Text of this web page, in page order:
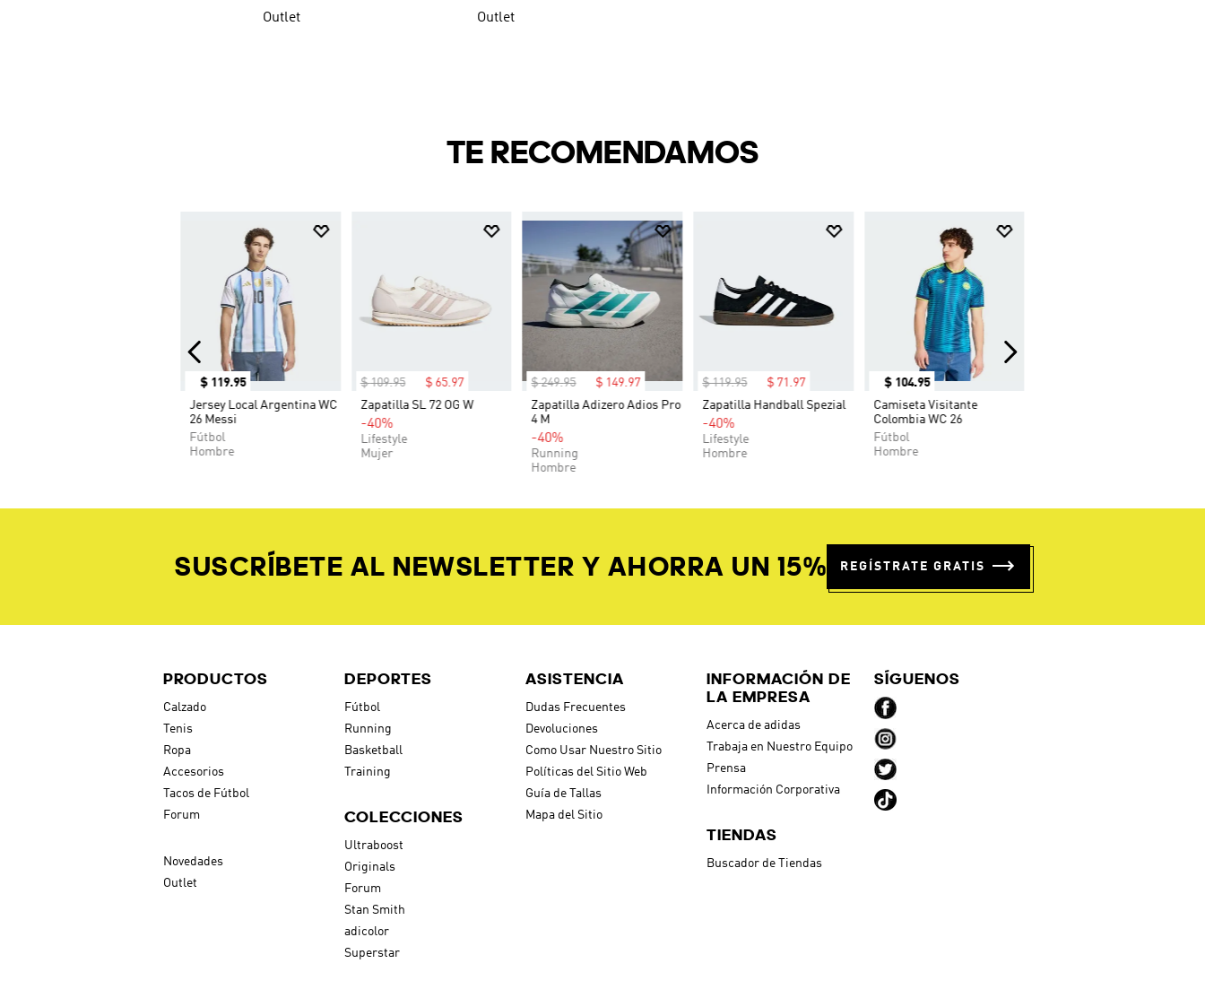
Outlet Outlet
TE RECOMENDAMOS
$ 119.95
Jersey Local Argentina WC
26 Messi
Fútbol
Hombre
$ 109.95 $ 65. 97
Zapatilla SL 72 OG W
-40%
Lifestyle
Mujer
$ 249.95 $ 149. 97
Zapatilla Adizero Adios Pro
4 M
-40%
Running
Hombre
$ 119.95 $ 71 97
Zapatilla Handball Spezial
-40%
Lifestyle
Hombre
$ 104.95
Camiseta Visitante
Colombia WC 26
Fútbol
Hombre
SUSCRÍBETE AL NEWSLETTER Y AHORRA UN 15% REGÍSTRATE GRATIS
PRODUCTOS
Calzado
Tenis
Ropa
Accesorios
Tacos de Fútbol
Forum
Novedades
Outlet
DEPORTES
Fútbol
Running
Basketball
Training
COLECCIONES
Ultraboost
Originals
Forum
Stan Smith
adicolor
Superstar
ASISTENCIA
Dudas Frecuentes
Devoluciones
Como Usar Nuestro Sitio
Políticas del Sitio Web
Guía de Tallas
Mapa del Sitio
INFORMACIÓN DE
LA EMPRESA
Acerca de adidas
Trabaja en Nuestro Equipo
Prensa
Información Corporativa
TIENDAS
Buscador de Tiendas
SÍGUENOS